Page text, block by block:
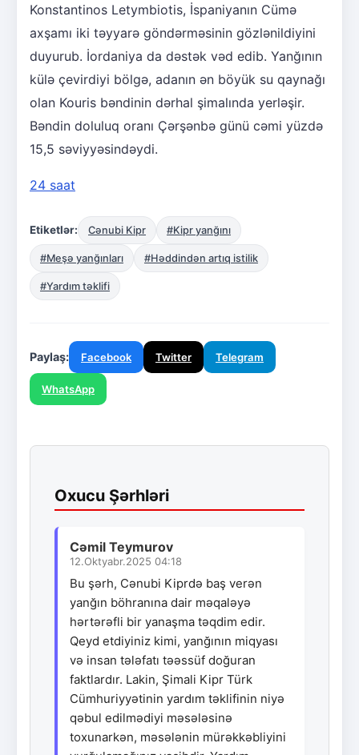
Konstantinos Letymbiotis, İspaniyanın Cümə
axşamı iki təyyarə göndərməsinin gözlənildiyini
duyurub. İordaniya da dəstək vəd edib. Yanğının
külə çevirdiyi bölgə, adanın ən böyük su qaynağı
olan Kouris bəndinin dərhal şimalında yerləşir.
Bəndin doluluq oranı Çərşənbə günü cəmi yüzdə
15,5 səviyyəsindəydi.
24 saat
Etiketlər: Cənubi Kipr #Kipr yanğını
#Meşə yanğınları #Həddindən artıq istilik
#Yardım təklifi
Paylaş: Facebook Twitter Telegram
WhatsApp
Oxucu Şərhləri
Cəmil Teymurov
12.Oktyabr.2025 04:18
Bu şərh, Cənubi Kiprdə baş verən
yanğın böhranına dair məqaləyə
hərtərəfli bir yanaşma təqdim edir.
Qeyd etdiyiniz kimi, yanğının miqyası
və insan tələfatı təəssüf doğuran
faktlardır. Lakin, Şimali Kipr Türk
Cümhuriyyətinin yardım təklifinin niyə
qəbul edilmədiyi məsələsinə
toxunarkən, məsələnin mürəkkəbliyini